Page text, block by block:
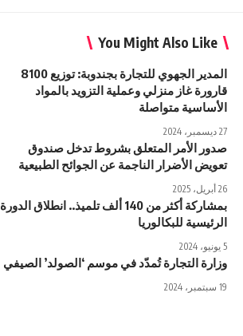
You Might Also Like
المدير الجهوي للتجارة بجندوبة: توزيع 8100
قارورة غاز منزلي وعملية التزويد بالمواد
الأساسية متواصلة
27 ديسمبر، 2024
صدور الأمر المتعلق بشروط تدخل صندوق
تعويض الأضرار الناجمة عن الجوائح الطبيعية
26 أبريل، 2025
بمشاركة أكثر من 140 ألف تلميذ.. انطلاق الدورة
الرئيسية للبكالوريا
5 يونيو، 2024
وزارة التجارة تُمدّد في موسم ‘الصولد’ الصيفي
19 سبتمبر، 2024